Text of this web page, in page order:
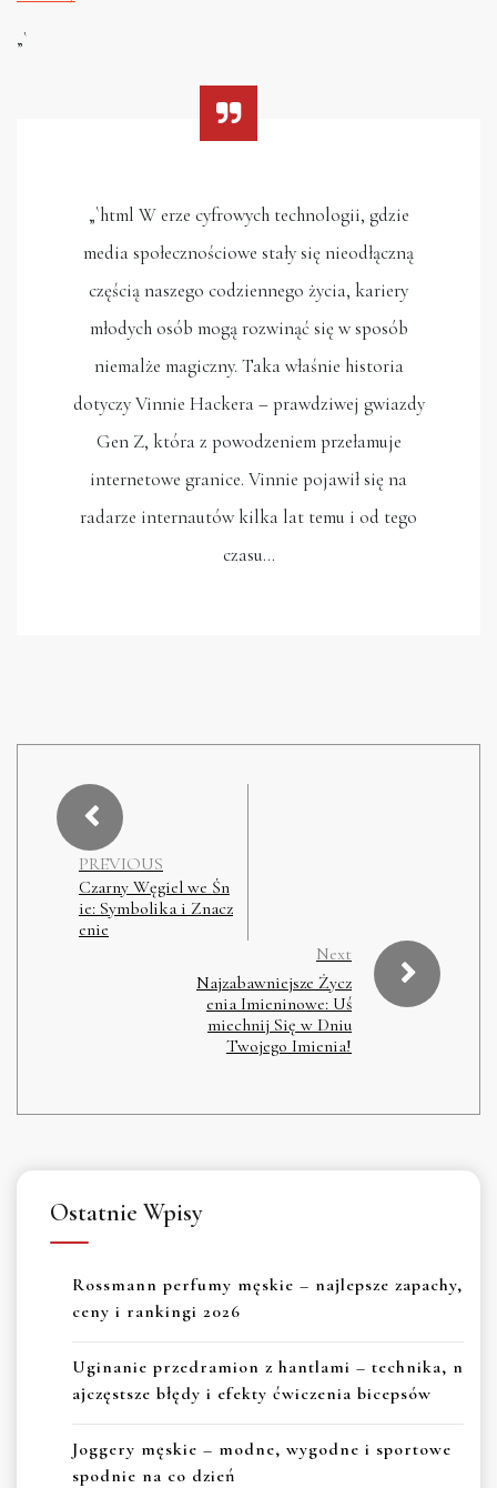
„`
„`html W erze cyfrowych technologii, gdzie
media społecznościowe stały się nieodłączną
częścią naszego codziennego życia, kariery
młodych osób mogą rozwinąć się w sposób
niemalże magiczny. Taka właśnie historia
dotyczy Vinnie Hackera – prawdziwej gwiazdy
Gen Z, która z powodzeniem przełamuje
internetowe granice. Vinnie pojawił się na
radarze internautów kilka lat temu i od tego
czasu…
PREVIOUS
Czarny Węgiel we Śn
ie: Symbolika i Znacz
enie
Next
Najzabawniejsze Życz
enia Imieninowe: Uś
miechnij Się w Dniu
Twojego Imienia!
Ostatnie Wpisy
Rossmann perfumy męskie – najlepsze zapachy,
ceny i rankingi 2026
Uginanie przedramion z hantlami – technika, n
ajczęstsze błędy i efekty ćwiczenia bicepsów
Joggery męskie – modne, wygodne i sportowe
spodnie na co dzień